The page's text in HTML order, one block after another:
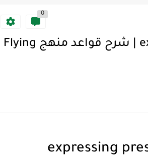
0
expressing present wishes, future hopes | شرح قواعد منهج Flying
expressing